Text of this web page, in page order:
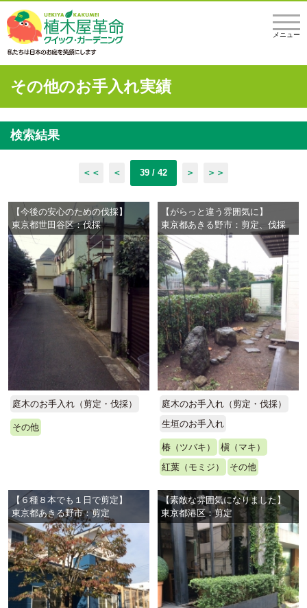
メニュー
その他のお手入れ実績
検索結果
＜＜ ＜ 39 / 42 ＞ ＞＞
【今後の安心のための伐採】
東京都世田谷区：伐採
庭木のお手入れ（剪定・伐採）
その他
【がらっと違う雰囲気に】
東京都あきる野市：剪定、伐採
庭木のお手入れ（剪定・伐採）
生垣のお手入れ
椿（ツバキ）
槇（マキ）
紅葉（モミジ）
その他
【６種８本でも１日で剪定】
東京都あきる野市：剪定
【素敵な雰囲気になりました】
東京都港区：剪定